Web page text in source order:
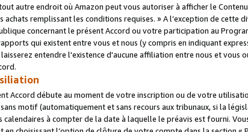
autre endroit où Amazon peut vous autoriser à afficher le
achats remplissant les conditions requises. » A l’exception de
concernant le présent Accord ou votre participation au
qui existent entre vous et nous (y compris en indiquant
laisserez entendre l'existence d'aucune affiliation entre nous et
Accord débute au moment de votre inscription ou de votre
motif (automatiquement et sans recours aux tribunaux, si la
calendaires à compter de la date à laquelle le préavis est fourni.